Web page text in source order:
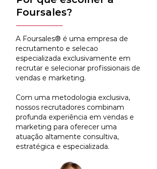
Foursales?
A Foursales® é uma empresa de
recrutamento e selecao
especializada exclusivamente em
recrutar e selecionar profissionais de
vendas e marketing.
Com uma metodologia exclusiva,
nossos recrutadores combinam
profunda experiência em vendas e
marketing para oferecer uma
atuação altamente consultiva,
estratégica e especializada.